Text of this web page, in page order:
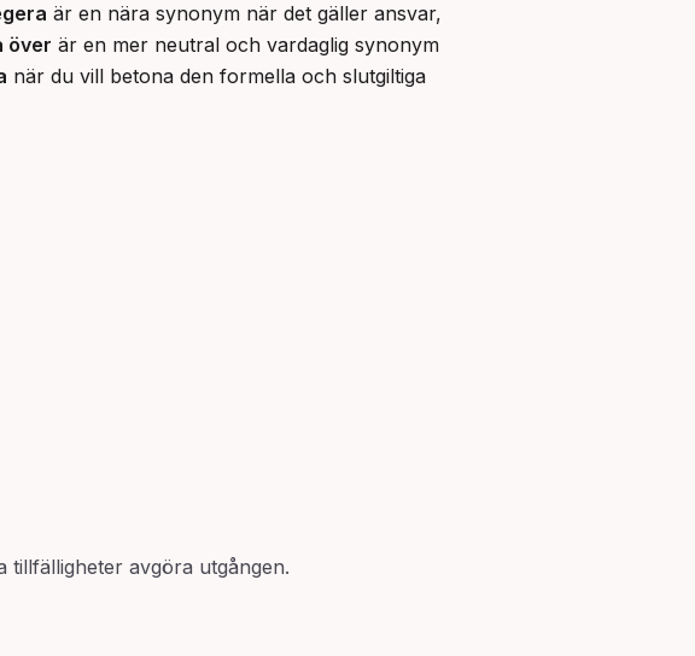
är en nära synonym när det gäller ansvar,
över är en mer neutral och vardaglig synonym
när du vill betona den formella och slutgiltiga
avgöra utgången.